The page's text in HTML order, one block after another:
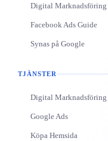
Digital Marknadsföring
Facebook Ads Guide
Synas på Google
TJÄNSTER
Digital Marknadsföring
Google Ads
Köpa Hemsida